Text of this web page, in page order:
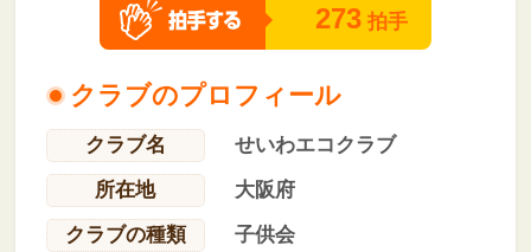
273 拍手
クラブのプロフィール
クラブ名
せいわエコクラブ
所在地
大阪府
クラブの種類
子供会